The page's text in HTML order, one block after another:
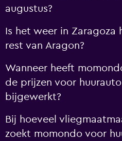
augustus?
Is het weer in Zaragoza
rest van Aragon?
Wanneer heeft
de prijzen voor
bijgewerkt?
Bij hoeveel
zoekt momondo voor